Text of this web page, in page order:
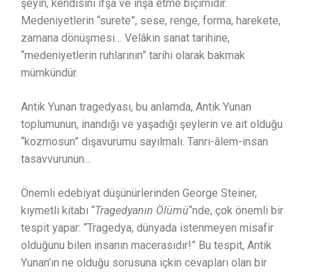
şeyin, kendisini ifşa ve inşa etme biçimidir.
Medeniyetlerin “surete”, sese, renge, forma, harekete,
zamana dönüşmesi… Velâkin sanat tarihine,
“medeniyetlerin ruhlarının” tarihi olarak bakmak
mümkündür.
Antik Yunan tragedyası, bu anlamda, Antik Yunan
toplumunun, inandığı ve yaşadığı şeylerin ve ait olduğu
“kozmosun” dışavurumu sayılmalı. Tanrı-âlem-insan
tasavvurunun…
Önemli edebiyat düşünürlerinden George Steiner,
kıymetli kitabı “Tragedyanın Ölümü“nde, çok önemli bir
tespit yapar: “Tragedya, dünyada istenmeyen misafir
olduğunu bilen insanın macerasıdır!” Bu tespit, Antik
Yunan’ın ne olduğu sorusuna içkin cevapları olan bir